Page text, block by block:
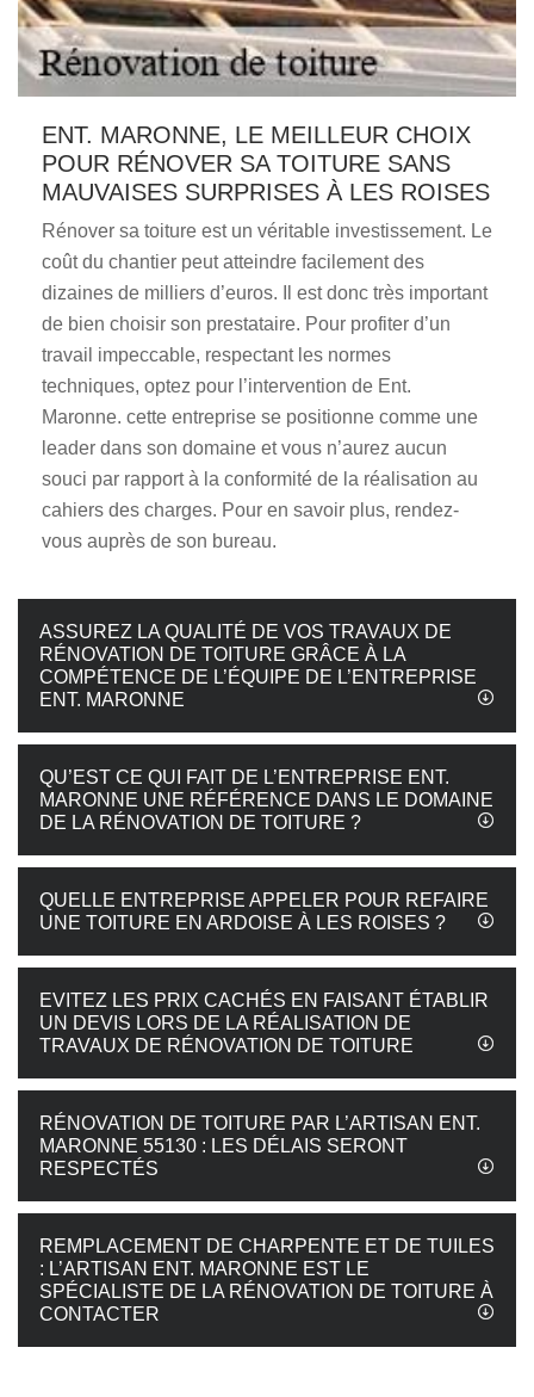
ENT. MARONNE, LE MEILLEUR CHOIX
POUR RÉNOVER SA TOITURE SANS
MAUVAISES SURPRISES À LES ROISES
Rénover sa toiture est un véritable investissement. Le
coût du chantier peut atteindre facilement des
dizaines de milliers d’euros. Il est donc très important
de bien choisir son prestataire. Pour profiter d’un
travail impeccable, respectant les normes
techniques, optez pour l’intervention de Ent.
Maronne. cette entreprise se positionne comme une
leader dans son domaine et vous n’aurez aucun
souci par rapport à la conformité de la réalisation au
cahiers des charges. Pour en savoir plus, rendez-
vous auprès de son bureau.
ASSUREZ LA QUALITÉ DE VOS TRAVAUX DE
RÉNOVATION DE TOITURE GRÂCE À LA
COMPÉTENCE DE L’ÉQUIPE DE L’ENTREPRISE
ENT. MARONNE
QU’EST CE QUI FAIT DE L’ENTREPRISE ENT.
MARONNE UNE RÉFÉRENCE DANS LE DOMAINE
DE LA RÉNOVATION DE TOITURE ?
QUELLE ENTREPRISE APPELER POUR REFAIRE
UNE TOITURE EN ARDOISE À LES ROISES ?
EVITEZ LES PRIX CACHÉS EN FAISANT ÉTABLIR
UN DEVIS LORS DE LA RÉALISATION DE
TRAVAUX DE RÉNOVATION DE TOITURE
RÉNOVATION DE TOITURE PAR L’ARTISAN ENT.
MARONNE 55130 : LES DÉLAIS SERONT
RESPECTÉS
REMPLACEMENT DE CHARPENTE ET DE TUILES
: L’ARTISAN ENT. MARONNE EST LE
SPÉCIALISTE DE LA RÉNOVATION DE TOITURE À
CONTACTER